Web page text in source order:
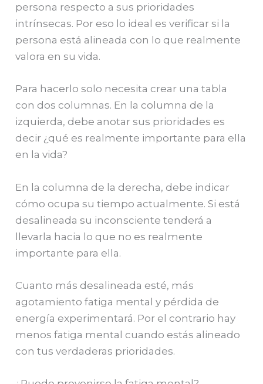
persona respecto a sus prioridades
intrínsecas. Por eso lo ideal es verificar si la
persona está alineada con lo que realmente
valora en su vida.
Para hacerlo solo necesita crear una tabla
con dos columnas. En la columna de la
izquierda, debe anotar sus prioridades es
decir ¿qué es realmente importante para ella
en la vida?
En la columna de la derecha, debe indicar
cómo ocupa su tiempo actualmente. Si está
desalineada su inconsciente tenderá a
llevarla hacia lo que no es realmente
importante para ella.
Cuanto más desalineada esté, más
agotamiento fatiga mental y pérdida de
energía experimentará. Por el contrario hay
menos fatiga mental cuando estás alineado
con tus verdaderas prioridades.